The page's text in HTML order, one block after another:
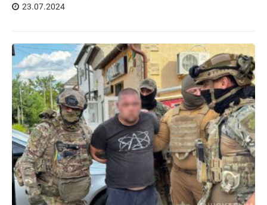
23.07.2024